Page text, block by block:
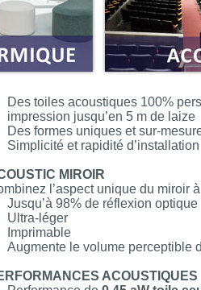
Des toiles acoustiques 100%
impression jusqu’en 5 m de laize
Des formes uniques et sur-
Simplicité et rapidité d’installation
MIROIR
l’aspect unique du miroir
Jusqu’à 98% de réflexion optique
Ultra-léger
Imprimable
Augmente le volume perceptible
ACOUSTIQUES